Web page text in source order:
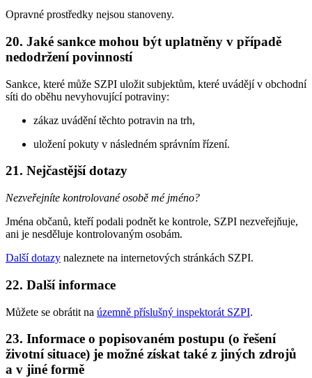
Opravné prostředky nejsou stanoveny.
20. Jaké sankce mohou být uplatněny v případě
nedodržení povinností
Sankce, které může SZPI uložit subjektům, které uvádějí v obchodní
síti do oběhu nevyhovující potraviny:
zákaz uvádění těchto potravin na trh,
uložení pokuty v následném správním řízení.
21. Nejčastější dotazy
Nezveřejníte kontrolované osobě mé jméno?
Jména občanů, kteří podali podnět ke kontrole, SZPI nezveřejňuje,
ani je nesděluje kontrolovaným osobám.
Další dotazy naleznete na internetových stránkách SZPI.
22. Další informace
Můžete se obrátit na územně příslušný inspektorát SZPI.
23. Informace o popisovaném postupu (o řešení
životní situace) je možné získat také z jiných zdrojů
a v jiné formě